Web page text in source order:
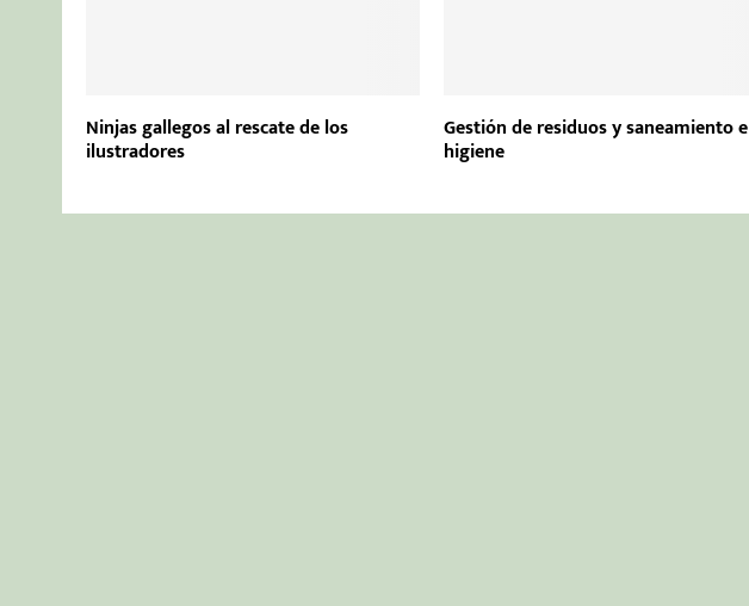
Ninjas gallegos al rescate de los
ilustradores
Gestión de residuos y saneamiento e
higiene